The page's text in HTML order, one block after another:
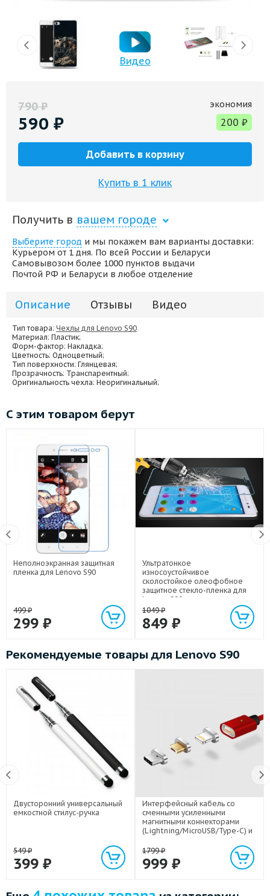
Видео
790₽
590 ₽
экономия
200 ₽
Добавить в корзину
Купить в 1 клик
Получить в вашем городе
Выберите город и мы покажем вам варианты доставки:
Курьером от 1 дня. По всей России и Беларуси
Самовывозом более 1000 пунктов выдачи
Почтой РФ и Беларуси в любое отделение
Описание Отзывы Видео
Тип товара: Чехлы для Lenovo S90
Материал: Пластик;
Форм-фактор: Накладка;
Цветность: Одноцветный;
Тип поверхности: Глянцевая;
Прозрачность: Транспарентный;
Оригинальность чехла: Неоригинальный;
С этим товаром берут
Неполноэкранная защитная
пленка для Lenovo S90
499₽
299 ₽
Ультратонкое
износоустойчивое
сколостойкое олеофобное
защитное стекло-пленка для
Lenovo S90
1049₽
849 ₽
Рекомендуемые товары для Lenovo S90
Двусторонний универсальный
емкостной стилус-ручка
549₽
399 ₽
Интерфейсный кабель со
сменными усиленными
магнитными коннекторами
(Lightning/MicroUSB/Type-C) и
световым индикатором 1м
1799₽
999 ₽